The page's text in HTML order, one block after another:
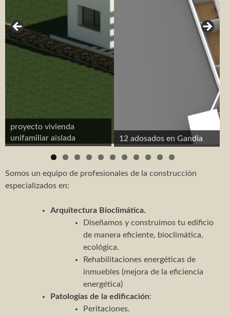
Reforma e interiorismo apartamento
Reforma e interiorismo apartamento 2
Interiorismo despacho abogados
Proyectos – obra nueva
2 adosados en Vilallonga
3 adosados en Castellonet
3 adosados Real de Gandia
CONTACTO
proyecto vivienda
unifamiliar aislada
12 adosados en Gandia
Somos un equipo de profesionales de la construcción
especializados en:
Arquitectura Bioclimática.
Diseñamos y construimos tu edificio
de manera eficiente, bioclimática,
ecológica.
Rehabilitaciones energéticas de
inmuebles (mejora de la eficiencia
energética)
Patologías de la edificación:
Peritaciones.